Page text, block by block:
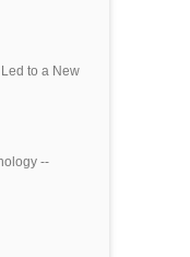
to a New
--